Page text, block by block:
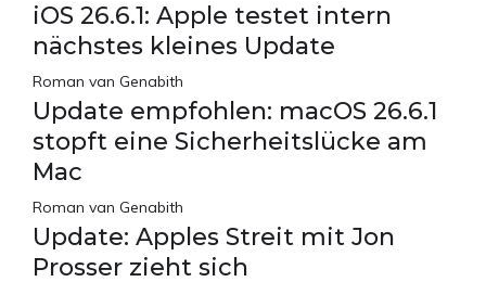
iOS 26.6.1: Apple testet intern
nächstes kleines Update
Roman van Genabith
Update empfohlen: macOS 26.6.1
stopft eine Sicherheitslücke am
Mac
Roman van Genabith
Update: Apples Streit mit Jon
Prosser zieht sich